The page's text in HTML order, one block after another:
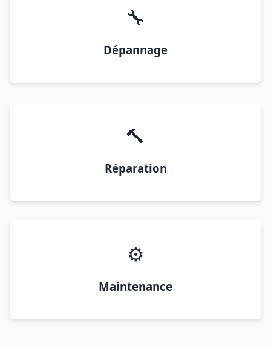
🔧
Dépannage
🔨
Réparation
⚙️
Maintenance